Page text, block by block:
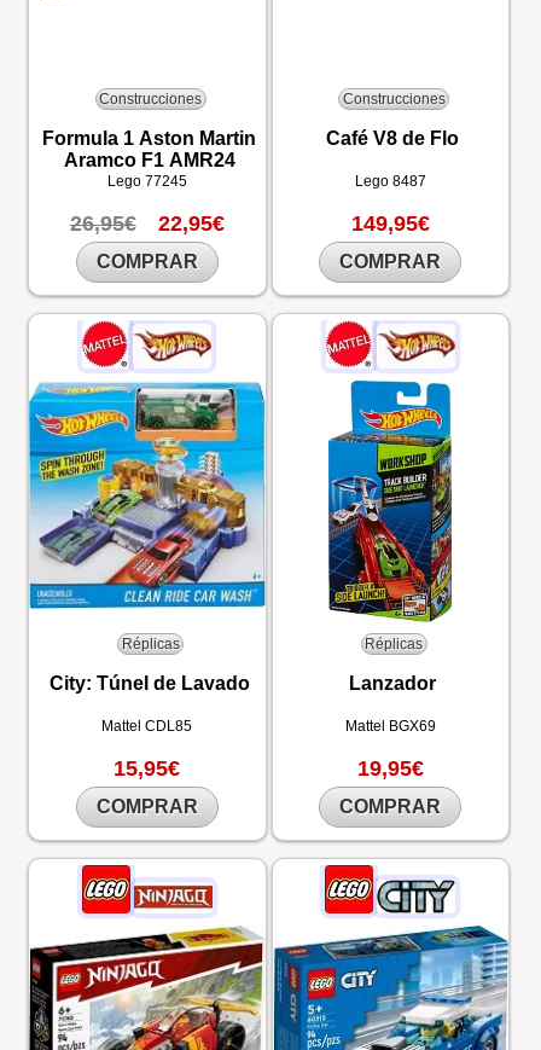
Construcciones
Formula 1 Aston Martin
Aramco F1 AMR24
Lego 77245
26,95€ 22,95€
COMPRAR
Construcciones
Café V8 de Flo
Lego 8487
149,95€
COMPRAR
Réplicas
City: Túnel de Lavado
MattelCDL85
15,95€
COMPRAR
Réplicas
Lanzador
Mattel BGX69
19,95€
COMPRAR